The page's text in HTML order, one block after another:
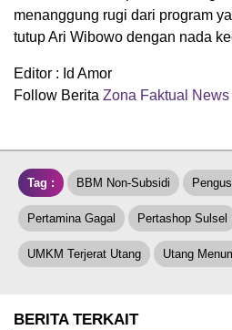
menanggung rugi dari program
tutup Ari Wibowo dengan nada
Editor : Id Amor
Follow Berita Zona Faktual News
Tag : BBM Non-Subsidi
Pertamina Gagal Pertashop Sulsel
UMKM Terjerat Utang Utang
BERITA TERKAIT